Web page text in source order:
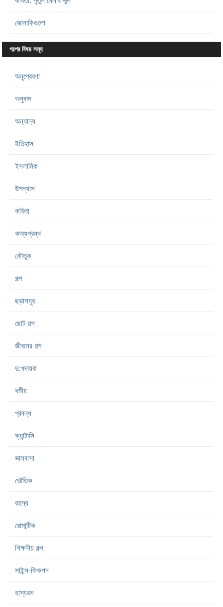
জোনাকিগুলো
গল্পের বিষয় সমূহ
অনুপ্রেরণা
অনুবাদ
অন্যান্য
ইতিহাস
ইসলামিক
উপন্যাস
কবিতা
কাব্যগ্রন্থ
কৌতুক
গল্প
ছড়াসমূহ
ছোট গল্প
জীবনের গল্প
দু:খদায়ক
ধর্মীয়
প্রবন্ধ
ফ্যান্টাসি
ভালবাসা
ভৌতিক
রহস্য
রোমান্টিক
শিক্ষনীয় গল্প
সাইন্স-ফিকশন
হাস্যরস